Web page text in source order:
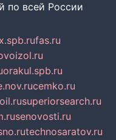
по всей России
fas.ru
orakul.spb.ru
cemko.ru
superiorsearch.ru
senovosti.ru
technosaratov.ru